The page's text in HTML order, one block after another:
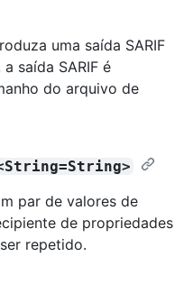
uma saída SARIF
saída SARIF é
do arquivo de
par de valores de
de propriedades
repetido.